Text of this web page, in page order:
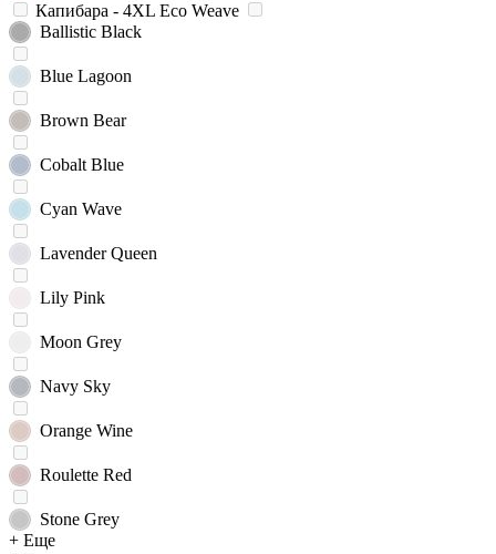
Капибара - 4XL Eco Weave
Ballistic Black
Blue Lagoon
Brown Bear
Cobalt Blue
Cyan Wave
Lavender Queen
Lily Pink
Moon Grey
Navy Sky
Orange Wine
Roulette Red
Stone Grey
+ Еще